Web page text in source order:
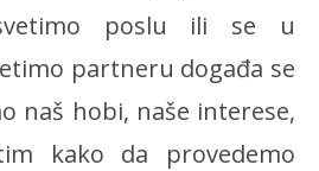
poslu ili se u
partneru događa se
naš hobi, naše interese,
kako da provedemo